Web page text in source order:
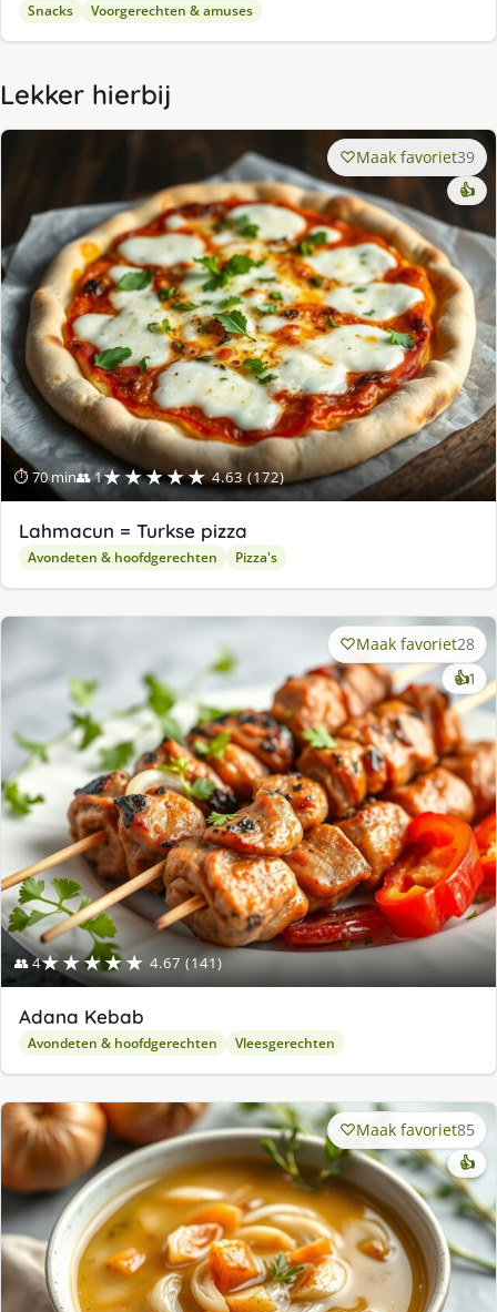
Snacks Voorgerechten & amuses
Lekker hierbij
⏱ 70 min👥 1★★★★★ 4.63 (172)
Maak favoriet39
👍
Lahmacun = Turkse pizza
Avondeten & hoofdgerechten Pizza's
👥 4★★★★★ 4.67 (141)
Maak favoriet28
👍1
Adana Kebab
Avondeten & hoofdgerechten Vleesgerechten
Maak favoriet85
👍